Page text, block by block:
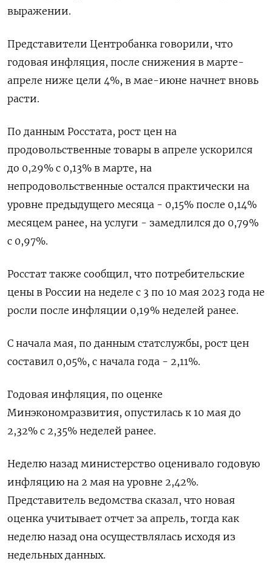
выражении.
Представители Центробанка говорили, что
годовая инфляция, после снижения в марте-
апреле ниже цели 4%, в мае-июне начнет вновь
расти.
По данным Росстата, рост цен на
продовольственные товары в апреле ускорился
до 0,29% с 0,13% в марте, на
непродовольственные остался практически на
уровне предыдущего месяца - 0,15% после 0,14%
месяцем ранее, на услуги - замедлился до 0,79%
с 0,97%.
Росстат также сообщил, что потребительские
цены в России на неделе с 3 по 10 мая 2023 года не
росли после инфляции 0,19% неделей ранее.
С начала мая, по данным статслужбы, рост цен
составил 0,05%, с начала года - 2,11%.
Годовая инфляция, по оценке
Минэкономразвития, опустилась к 10 мая до
2,32% с 2,35% неделей ранее.
Неделю назад министерство оценивало годовую
инфляцию на 2 мая на уровне 2,42%.
Представитель ведомства сказал, что новая
оценка учитывает отчет за апрель, тогда как
неделю назад она осуществлялась исходя из
недельных данных.